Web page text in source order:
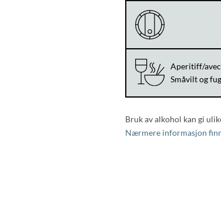
Aperitiff/avec
Småvilt og
Bruk av alkohol kan gi
Nærmere informasjon